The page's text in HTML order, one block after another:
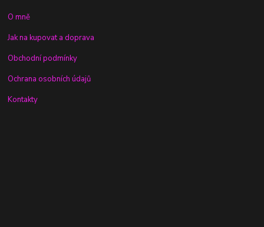
O mně
Jak na kupovat a doprava
Obchodní podmínky
Ochrana osobních údajů
Kontakty